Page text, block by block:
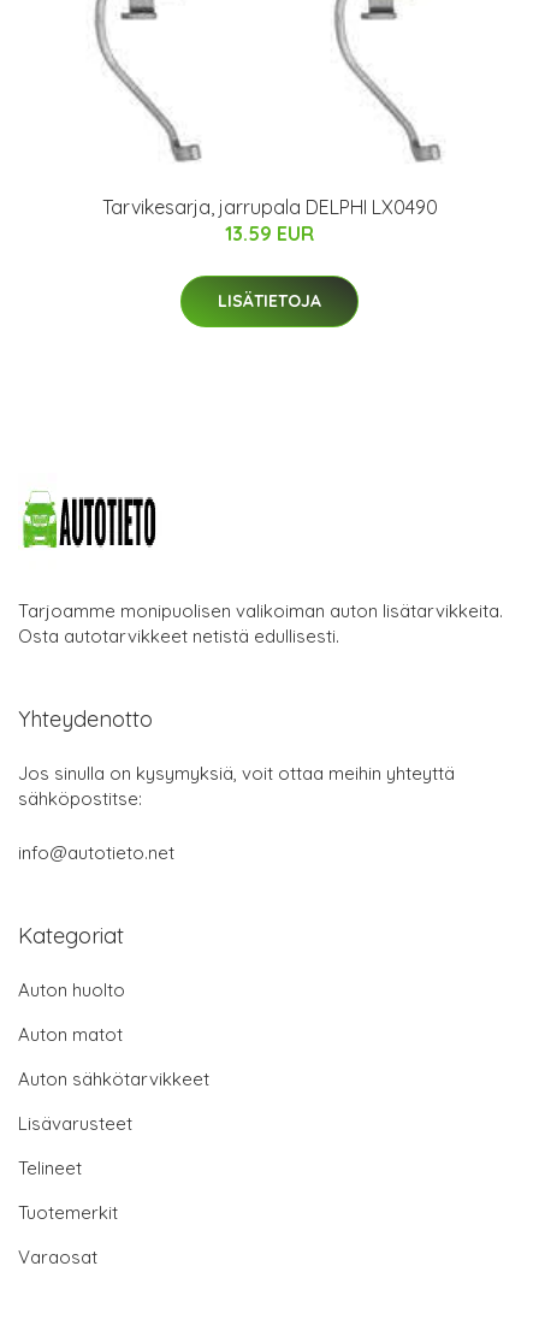
Tarvikesarja, jarrupala DELPHI LX0490
13.59 EUR
LISÄTIETOJA
Tarjoamme monipuolisen valikoiman auton lisätarvikkeita.
Osta autotarvikkeet netistä edullisesti.
Yhteydenotto
Jos sinulla on kysymyksiä, voit ottaa meihin yhteyttä
sähköpostitse:
info@autotieto.net
Kategoriat
Auton huolto
Auton matot
Auton sähkötarvikkeet
Lisävarusteet
Telineet
Tuotemerkit
Varaosat